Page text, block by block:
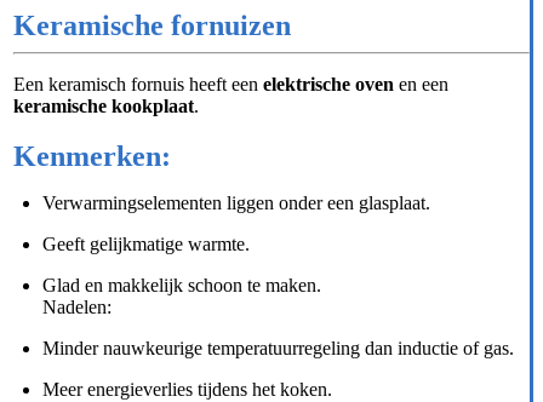
Keramische fornuizen
Een keramisch fornuis heeft een elektrische oven en een
keramische kookplaat.
Kenmerken:
Verwarmingselementen liggen onder een glasplaat.
Geeft gelijkmatige warmte.
Glad en makkelijk schoon te maken.
Nadelen:
Minder nauwkeurige temperatuurregeling dan inductie of gas.
Meer energieverlies tijdens het koken.